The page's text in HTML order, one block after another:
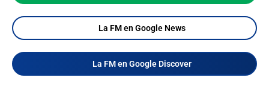
La FM en Google News
La FM en Google Discover